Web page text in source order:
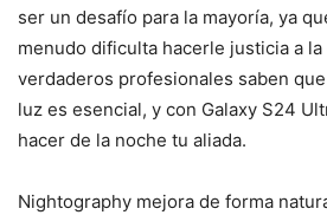
ser un desafío para la mayoría, ya
menudo dificulta hacerle justicia a la
verdaderos profesionales saben
luz es esencial, y con Galaxy S24
hacer de la noche tu aliada.
Nightography mejora de forma